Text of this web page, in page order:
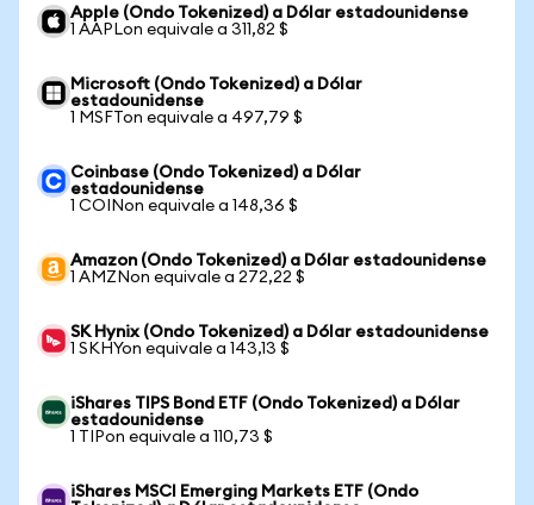
Apple (Ondo Tokenized) a Dólar estadounidense
1 AAPLon equivale a 311,82 $
Microsoft (Ondo Tokenized) a Dólar
estadounidense
1 MSFTon equivale a 497,79 $
Coinbase (Ondo Tokenized) a Dólar
estadounidense
1 COINon equivale a 148,36 $
Amazon (Ondo Tokenized) a Dólar estadounidense
1 AMZNon equivale a 272,22 $
SK Hynix (Ondo Tokenized) a Dólar estadounidense
1 SKHYon equivale a 143,13 $
iShares TIPS Bond ETF (Ondo Tokenized) a Dólar
estadounidense
1 TIPon equivale a 110,73 $
iShares MSCI Emerging Markets ETF (Ondo